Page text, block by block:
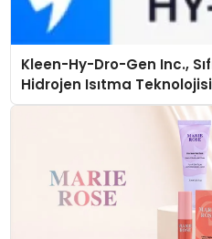
Kleen-Hy-Dro-Gen Inc.,
Hidrojen Isıtma
Düzenleyici Onaylarını Aldı